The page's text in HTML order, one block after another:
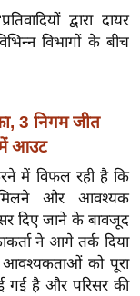
द्वारा दायर
विभागों के बीच
3 निगम जीत
आउट
में विफल रही है कि
मिलने और आवश्यक
दिए जाने के बावजूद
ने आगे तर्क दिया
आवश्यकताओं को पूरा
गई है और परिसर की